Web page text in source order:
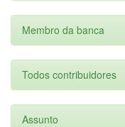
Membro da banca
Todos contribuidores
Assunto